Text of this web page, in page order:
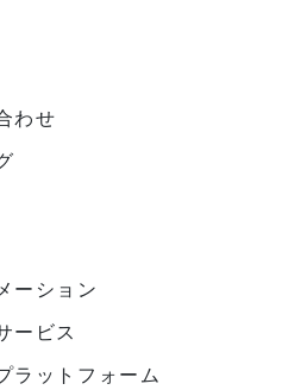
わせ
ーション
ービス
ラットフォーム